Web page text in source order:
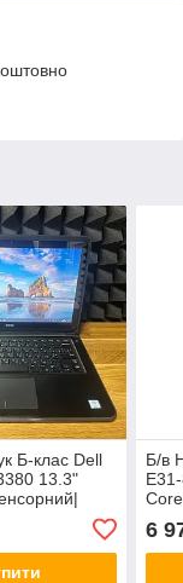
Б-клас Dell
13.3"
8 GB RAM|
HD 520
Б/в
6